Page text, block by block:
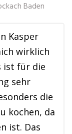
Baden
Kasper
wirklich
ist für die
sehr
die
kochen, da
ist. Das